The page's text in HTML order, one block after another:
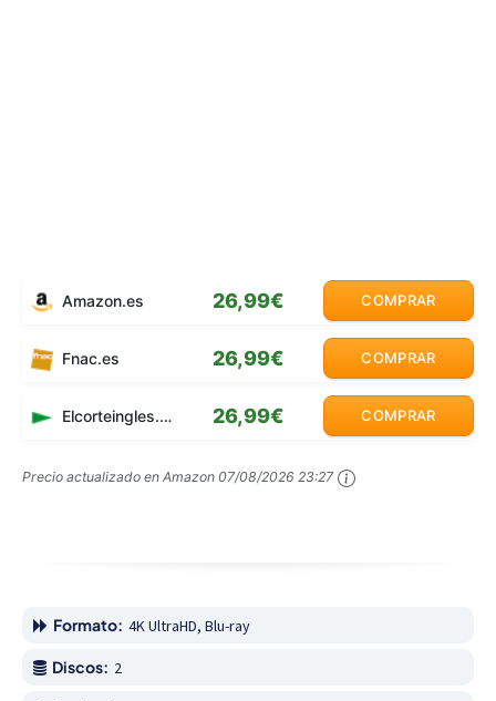
Amazon.es 26,99€ COMPRAR
Fnac.es 26,99€ COMPRAR
Elcorteingles.es 26,99€ COMPRAR
Precio actualizado en Amazon 07/08/2026 23:27
Formato: 4K UltraHD, Blu-ray
Discos: 2